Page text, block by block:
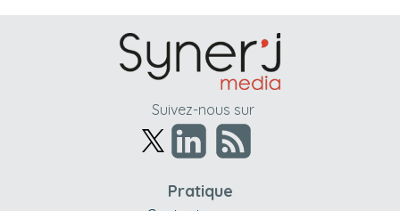
Suivez-nous sur
Pratique